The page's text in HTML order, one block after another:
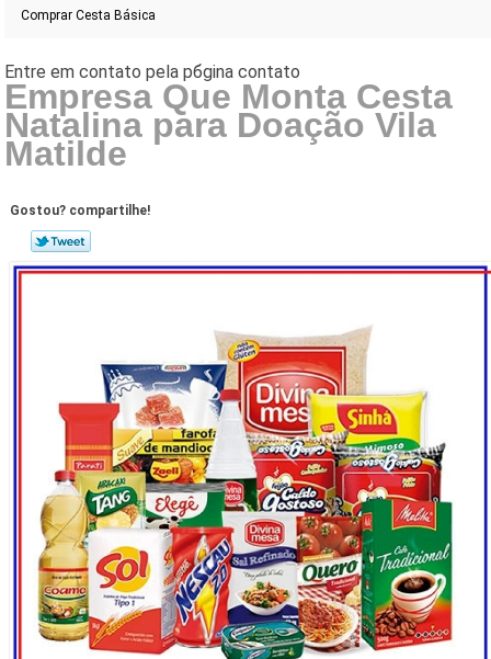
Comprar Cesta Básica
Empresa Que Monta Cesta
Natalina para Doação Vila
Matilde
Gostou? compartilhe!